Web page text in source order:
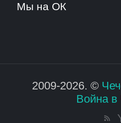
Мы на ОК
2009-2026. ©
Война в